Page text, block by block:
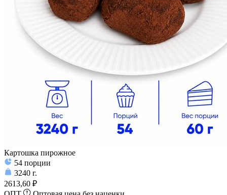
Картошка пирожное
54 порции
3240 г.
2613,60 ₽